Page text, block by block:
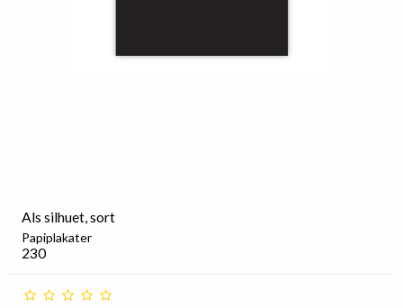
Als silhuet, sort
Papiplakater
230